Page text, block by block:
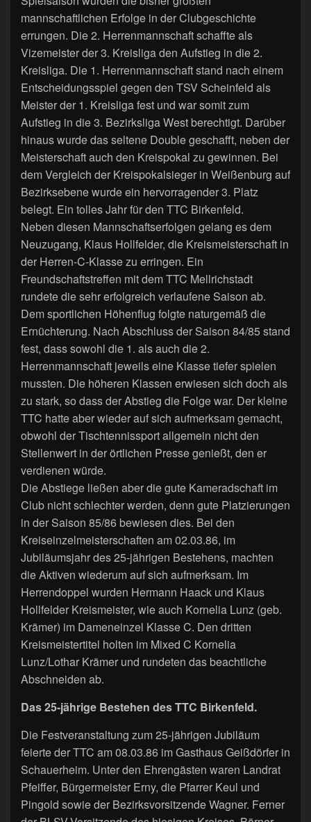
mannschaftlichen Erfolge in der Clubgeschichte
errungen. Die 2. Herrenmannschaft schaffte als
Vizemeister der 3. Kreisliga den Aufstieg in die 2.
Kreisliga. Die 1. Herrenmannschaft stand nach einem
Entscheidungsspiel gegen den TSV Scheinfeld als
Meister der 1. Kreisliga fest und war somit zum
Aufstieg in die 3. Bezirksliga West berechtigt. Darüber
hinaus wurde das seltene Double geschafft, neben der
Meisterschaft auch den Kreispokal zu gewinnen. Bei
dem Vergleich der Kreispokalsieger in Weißenburg auf
Bezirksebene wurde ein hervorragender 3. Platz
belegt. Ein tolles Jahr für den TTC Birkenfeld.
Neben diesen Mannschaftserfolgen gelang es dem
Neuzugang, Klaus Hollfelder, die Kreismeisterschaft in
der Herren-C-Klasse zu erringen. Ein
Freundschaftstreffen mit dem TTC Mellrichstadt
rundete die sehr erfolgreich verlaufene Saison ab.
Dem sportlichen Höhenflug folgte naturgemäß die
Ernüchterung. Nach Abschluss der Saison 84/85 stand
fest, dass sowohl die 1. als auch die 2.
Herrenmannschaft jeweils eine Klasse tiefer spielen
mussten. Die höheren Klassen erwiesen sich doch als
zu stark, so dass der Abstieg die Folge war. Der kleine
TTC hatte aber wieder auf sich aufmerksam gemacht,
obwohl der Tischtennissport allgemein nicht den
Stellenwert in der örtlichen Presse genießt, den er
verdienen würde.
Die Abstiege ließen aber die gute Kameradschaft im
Club nicht schlechter werden, denn gute Platzierungen
in der Saison 85/86 bewiesen dies. Bei den
Kreiseinzelmeisterschaften am 02.03.86, im
Jubiläumsjahr des 25-jährigen Bestehens, machten
die Aktiven wiederum auf sich aufmerksam. Im
Herrendoppel wurden Hermann Haack und Klaus
Hollfelder Kreismeister, wie auch Kornelia Lunz (geb.
Krämer) im Dameneinzel Klasse C. Den dritten
Kreismeistertitel holten im Mixed C Kornelia
Lunz/Lothar Krämer und rundeten das beachtliche
Abschneiden ab.
Das 25-jährige Bestehen des TTC Birkenfeld.
Die Festveranstaltung zum 25-jährigen Jubiläum
feierte der TTC am 08.03.86 im Gasthaus Geißdörfer in
Schauerheim. Unter den Ehrengästen waren Landrat
Pfeiffer, Bürgermeister Erny, die Pfarrer Keul und
Pingold sowie der Bezirksvorsitzende Wagner. Ferner